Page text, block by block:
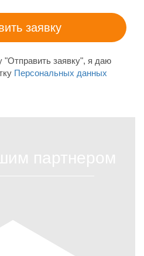
"Отправить заявку", я даю
Персональных данных